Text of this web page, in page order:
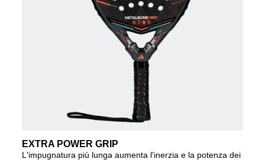
EXTRA POWER GRIP
L'impugnatura più lunga aumenta l'inerzia e la potenza dei